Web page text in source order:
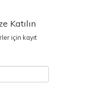
Katılın
için kayıt